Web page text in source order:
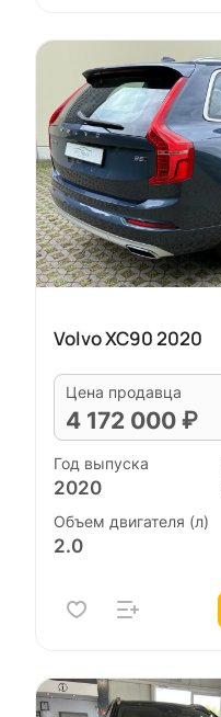
Volvo XC90 2020
Цена продавца
4 172 000 ₽
Год выпуска
2020
Объем двигателя (л)
2.0